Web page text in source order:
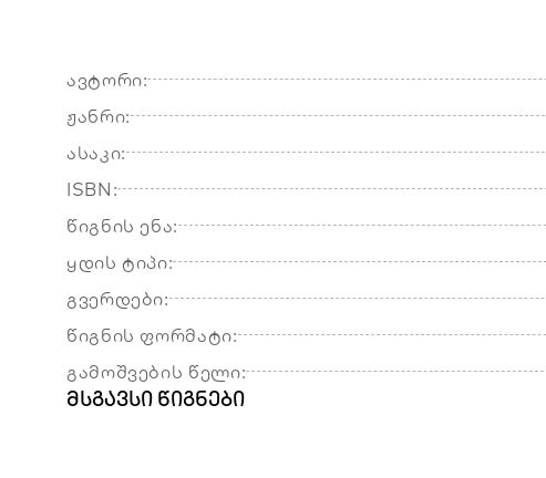
ავტორი:
ჟანრი:
ასაკი:
ISBN:
წიგნის ენა:
ყდის ტიპი:
გვერდები:
წიგნის ფორმატი:
გამოშვების წელი:
მსგავსი წიგნები